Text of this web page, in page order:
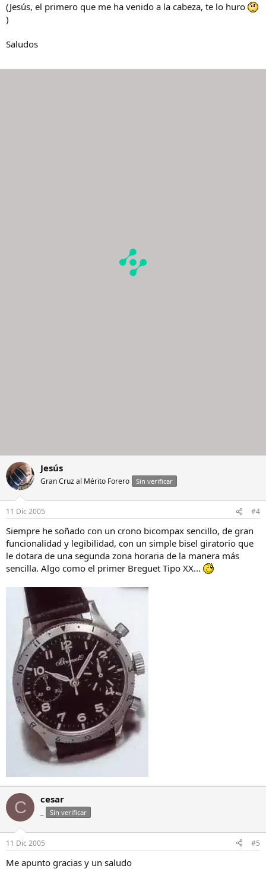
(Jesús, el primero que me ha venido a la cabeza, te lo huro
)
Saludos
Jesús
Gran Cruz al Mérito Forero Sin verificar
11 Dic 2005 #4
Siempre he soñado con un crono bicompax sencillo, de gran
funcionalidad y legibilidad, con un simple bisel giratorio que
le dotara de una segunda zona horaria de la manera más
sencilla. Algo como el primer Breguet Tipo XX...
C cesar
Sin verificar
11 Dic 2005 #5
Me apunto gracias y un saludo